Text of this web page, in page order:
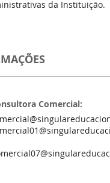
da Instituição.
Comercial: